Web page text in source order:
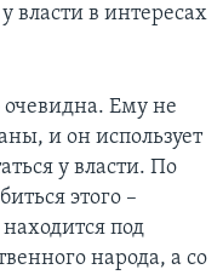
власти в интересах
Ему не
и он использует
у власти. По
этого –
находится под
народа, а со